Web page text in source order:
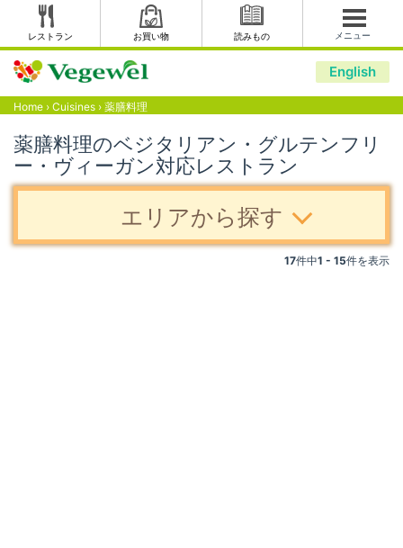
レストラン お買い物 読みもの メニュー
English
Home › Cuisines › 薬膳料理
薬膳料理のベジタリアン・グルテンフリ
ー・ヴィーガン対応レストラン
エリアから探す
17件中1 - 15件を表示